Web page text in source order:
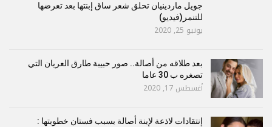
جويل ماردينيان تحلق شعر ساق إبنتها بعد تعرضها
للتنمر(فيديو)
يونيو 25, 2020
بعد طلاقه من أصالة.. صور حبيبة طارق العريان التي
تصغره ب 30 عاما
أغسطس 17, 2020
إنتقادات لاذعة لإبنة أصالة بسبب فستان خطوبتها :